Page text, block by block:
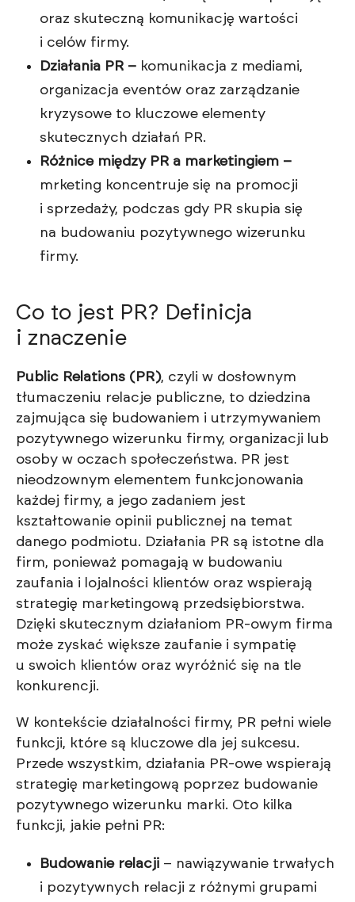
oraz skuteczną komunikację wartości
i celów firmy.
Działania PR – komunikacja z mediami,
organizacja eventów oraz zarządzanie
kryzysowe to kluczowe elementy
skutecznych działań PR.
Różnice między PR a marketingiem –
mrketing koncentruje się na promocji
i sprzedaży, podczas gdy PR skupia się
na budowaniu pozytywnego wizerunku
firmy.
Co to jest PR? Definicja
i znaczenie
Public Relations (PR), czyli w dosłownym
tłumaczeniu relacje publiczne, to dziedzina
zajmująca się budowaniem i utrzymywaniem
pozytywnego wizerunku firmy, organizacji lub
osoby w oczach społeczeństwa. PR jest
nieodzownym elementem funkcjonowania
każdej firmy, a jego zadaniem jest
kształtowanie opinii publicznej na temat
danego podmiotu. Działania PR są istotne dla
firm, ponieważ pomagają w budowaniu
zaufania i lojalności klientów oraz wspierają
strategię marketingową przedsiębiorstwa.
Dzięki skutecznym działaniom PR-owym firma
może zyskać większe zaufanie i sympatię
u swoich klientów oraz wyróżnić się na tle
konkurencji.
W kontekście działalności firmy, PR pełni wiele
funkcji, które są kluczowe dla jej sukcesu.
Przede wszystkim, działania PR-owe wspierają
strategię marketingową poprzez budowanie
pozytywnego wizerunku marki. Oto kilka
funkcji, jakie pełni PR:
Budowanie relacji – nawiązywanie trwałych
i pozytywnych relacji z różnymi grupami